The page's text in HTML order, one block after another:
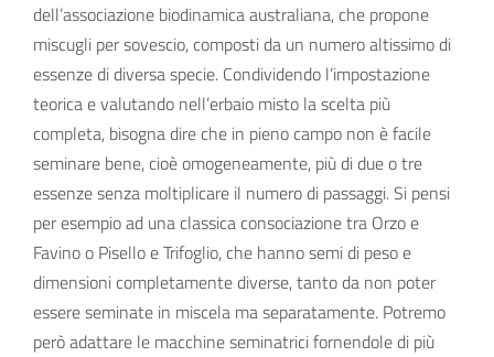
dell’associazione biodinamica australiana, che propone
miscugli per sovescio, composti da un numero altissimo di
essenze di diversa specie. Condividendo l’impostazione
teorica e valutando nell’erbaio misto la scelta più
completa, bisogna dire che in pieno campo non è facile
seminare bene, cioè omogeneamente, più di due o tre
essenze senza moltiplicare il numero di passaggi. Si pensi
per esempio ad una classica consociazione tra Orzo e
Favino o Pisello e Trifoglio, che hanno semi di peso e
dimensioni completamente diverse, tanto da non poter
essere seminate in miscela ma separatamente. Potremo
però adattare le macchine seminatrici fornendole di più